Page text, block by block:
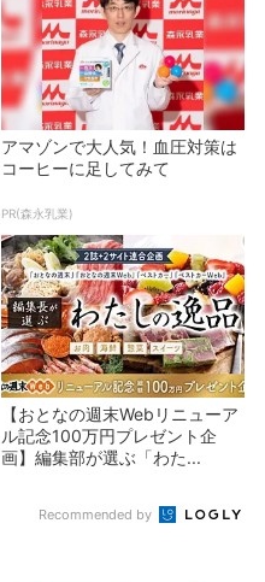
アマゾンで大人気！血圧対策は
コーヒーに足してみて
PR(森永乳業)
【おとなの週末Webリニューア
ル記念100万円プレゼント企
画】編集部が選ぶ「わた...
Recommended by